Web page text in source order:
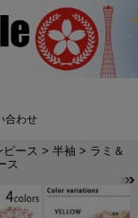
合わせ
ース > 半袖 > ラミ＆
ス